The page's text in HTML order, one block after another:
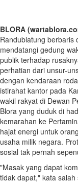
BLORA
Randublatung berbaris
mendatangi gedung
publik terhadap
perhatian dari unsur-
dengan kendaraan
istirahat kantor pada
wakil rakyat di Dewan
Blora yang duduk di
kemarahan ke
hajat energi untuk
usaha milik negara.
sosial tak pernah
"Masak yang dapat
tidak dapat," kata